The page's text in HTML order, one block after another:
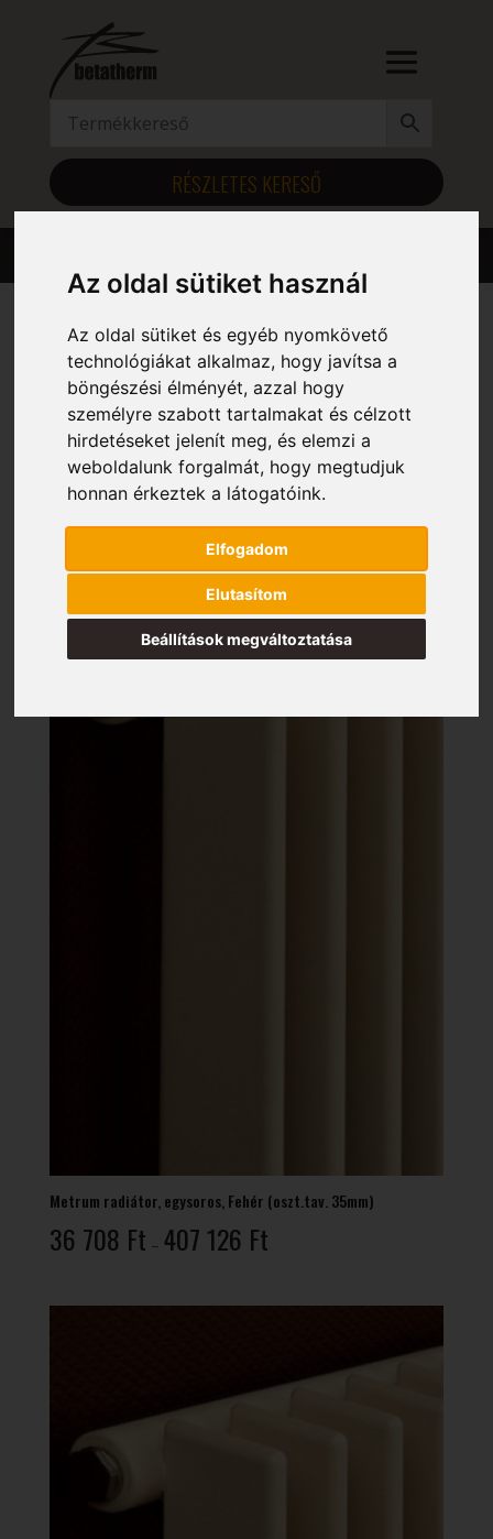
Az oldal sütiket használ
Az oldal sütiket és egyéb nyomkövető
technológiákat alkalmaz, hogy javítsa a
böngészési élményét, azzal hogy
személyre szabott tartalmakat és célzott
hirdetéseket jelenít meg, és elemzi a
weboldalunk forgalmát, hogy megtudjuk
honnan érkeztek a látogatóink.
Elfogadom
Elutasítom
Beállítások megváltoztatása
RÉSZLETES KERESŐ
Kezdőlap/ Szélesség (mm) termék / 640
640
Mind a(z) 6 találat megjelenítve
Metrum radiátor, egysoros, Fehér (oszt.tav. 35mm)
36 708 Ft – 407 126 Ft36
-